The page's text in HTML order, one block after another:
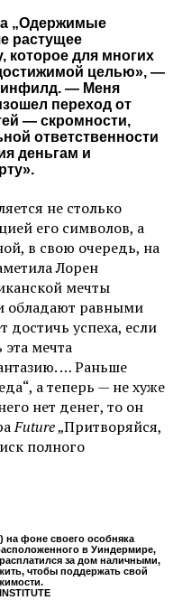
„Одержимые
растущее
которое для многих
целью», —
— Меня
переход от
— скромности,
ответственности
деньгам и
не столько
его символов, а
в свою очередь, на
Лорен
мечты
обладают равными
успеха, если
мечта
… Раньше
а теперь — не хуже
нет денег, то он
Future„Притворяйся,
полного
фоне своего особняка
в Уиндермире,
за дом наличными,
чтобы поддержать свой